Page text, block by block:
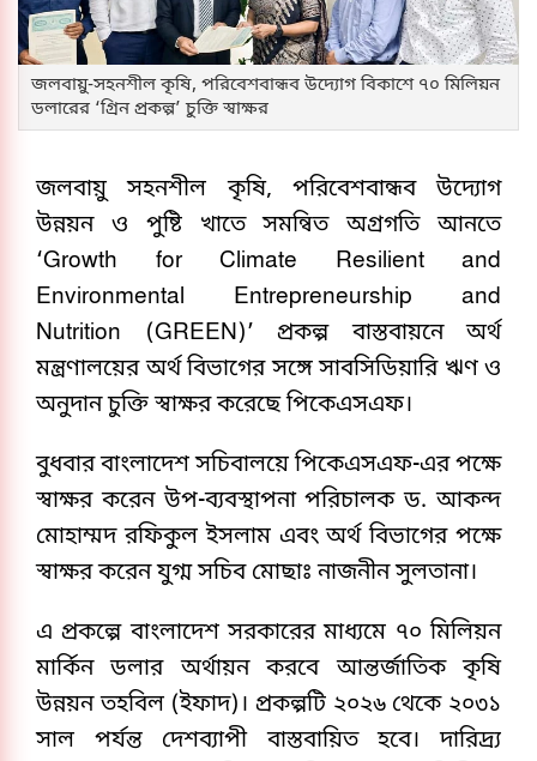
জলবায়ু-সহনশীল কৃষি, পরিবেশবান্ধব উদ্যোগ বিকাশে ৭০ মিলিয়ন
ডলারের ‘গ্রিন প্রকল্প’ চুক্তি স্বাক্ষর
জলবায়ু সহনশীল কৃষি, পরিবেশবান্ধব উদ্যোগ
উন্নয়ন ও পুষ্টি খাতে সমন্বিত অগ্রগতি আনতে
‘Growth for Climate Resilient and
Environmental Entrepreneurship and
Nutrition (GREEN)’ প্রকল্প বাস্তবায়নে অর্থ
মন্ত্রণালয়ের অর্থ বিভাগের সঙ্গে সাবসিডিয়ারি ঋণ ও
অনুদান চুক্তি স্বাক্ষর করেছে পিকেএসএফ।
বুধবার বাংলাদেশ সচিবালয়ে পিকেএসএফ-এর পক্ষে
স্বাক্ষর করেন উপ-ব্যবস্থাপনা পরিচালক ড. আকন্দ
মোহাম্মদ রফিকুল ইসলাম এবং অর্থ বিভাগের পক্ষে
স্বাক্ষর করেন যুগ্ম সচিব মোছাঃ নাজনীন সুলতানা।
এ প্রকল্পে বাংলাদেশ সরকারের মাধ্যমে ৭০ মিলিয়ন
মার্কিন ডলার অর্থায়ন করবে আন্তর্জাতিক কৃষি
উন্নয়ন তহবিল (ইফাদ)। প্রকল্পটি ২০২৬ থেকে ২০৩১
সাল পর্যন্ত দেশব্যাপী বাস্তবায়িত হবে। দারিদ্র্য